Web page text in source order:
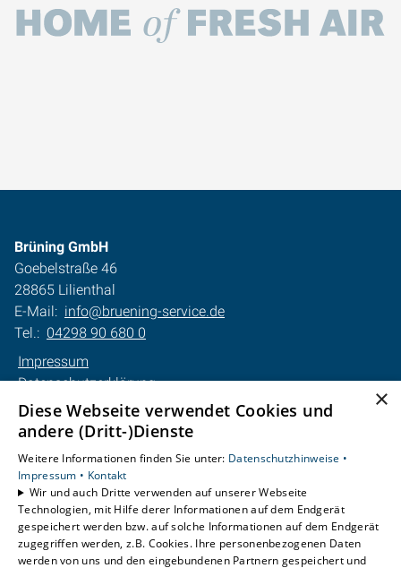
Brüning GmbH
Goebelstraße 46
28865 Lilienthal
E-Mail: info@bruening-service.de
Tel.: 04298 90 680 0
Impressum
Datenschutzerklärung
AGB
Barrierefreiheitserklärung
Unsere Bereiche
Privatkunden
Gewerbekunden
Karriere
Unternehmen
×
Diese Webseite verwendet Cookies und
andere (Dritt-)Dienste
Weitere Informationen finden Sie unter: Datenschutzhinweise •
Impressum • Kontakt
Wir und auch Dritte verwenden auf unserer Webseite
Technologien, mit Hilfe derer Informationen auf dem Endgerät
gespeichert werden bzw. auf solche Informationen auf dem Endgerät
zugegriffen werden, z.B. Cookies. Ihre personenbezogenen Daten
werden von uns und den eingebundenen Partnern gespeichert und